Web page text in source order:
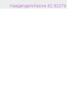
Kaagangerstrasse 52 82279